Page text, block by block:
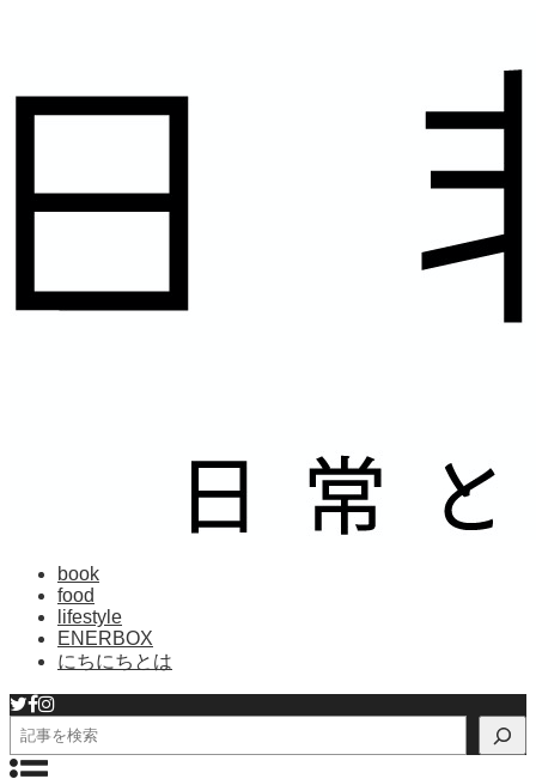
book
food
lifestyle
ENERBOX
にちにちとは
検
索